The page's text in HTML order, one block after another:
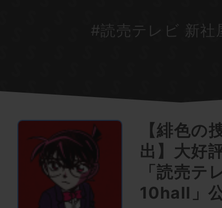
#読売テレビ 新
【緋色の
出】大好
「読売テ
10hall」